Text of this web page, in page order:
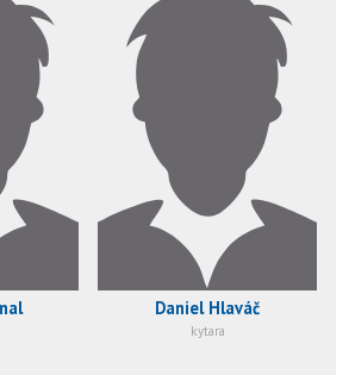
Daniel Hlaváč
kytara